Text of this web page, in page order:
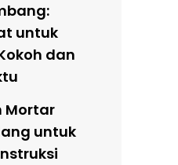
untuk
dan
Mortar
untuk